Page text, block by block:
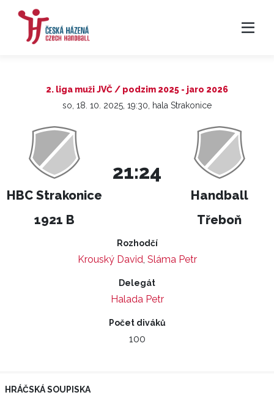
2. liga muži JVČ / podzim 2025 - jaro 2026
so, 18. 10. 2025, 19:30, hala Strakonice
HBC Strakonice
1921 B
21:24
Handball
Třeboň
Rozhodčí
Krouský David, Sláma Petr
Delegát
Halada Petr
Počet diváků
100
HRÁČSKÁ SOUPISKA